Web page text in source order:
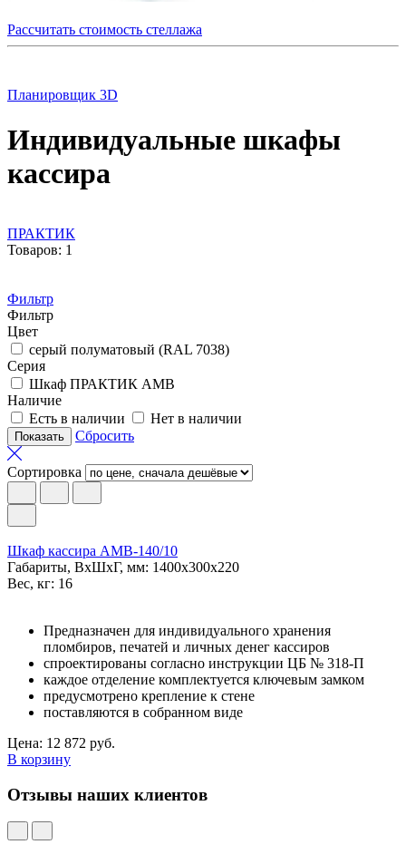
Рассчитать стоимость стеллажа
Планировщик 3D
Индивидуальные шкафы
кассира
ПРАКТИК
Товаров: 1
Фильтр
Фильтр
Цвет
серый полуматовый (RAL 7038)
Серия
Шкаф ПРАКТИК AMB
Наличие
Есть в наличии
Нет в наличии
Сбросить
Сортировка
Шкаф кассира AMB-140/10
Габариты, ВxШxГ, мм: 1400x300x220
Вес, кг: 16
Предназначен для индивидуального хранения
пломбиров, печатей и личных денег кассиров
спроектированы согласно инструкции ЦБ № 318-П
каждое отделение комплектуется ключевым замком
предусмотрено крепление к стене
поставляются в собранном виде
Цена: 12 872 руб.
В корзину
Отзывы наших клиентов